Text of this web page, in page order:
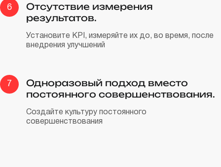
6
Отсутствие измерения
результатов.
Установите KPI, измеряйте их до, во время, после
внедрения улучшений
7
Одноразовый подход вместо
постоянного совершенствования.
Создайте культуру постоянного
совершенствования